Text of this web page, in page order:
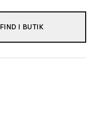
FIND I BUTIK